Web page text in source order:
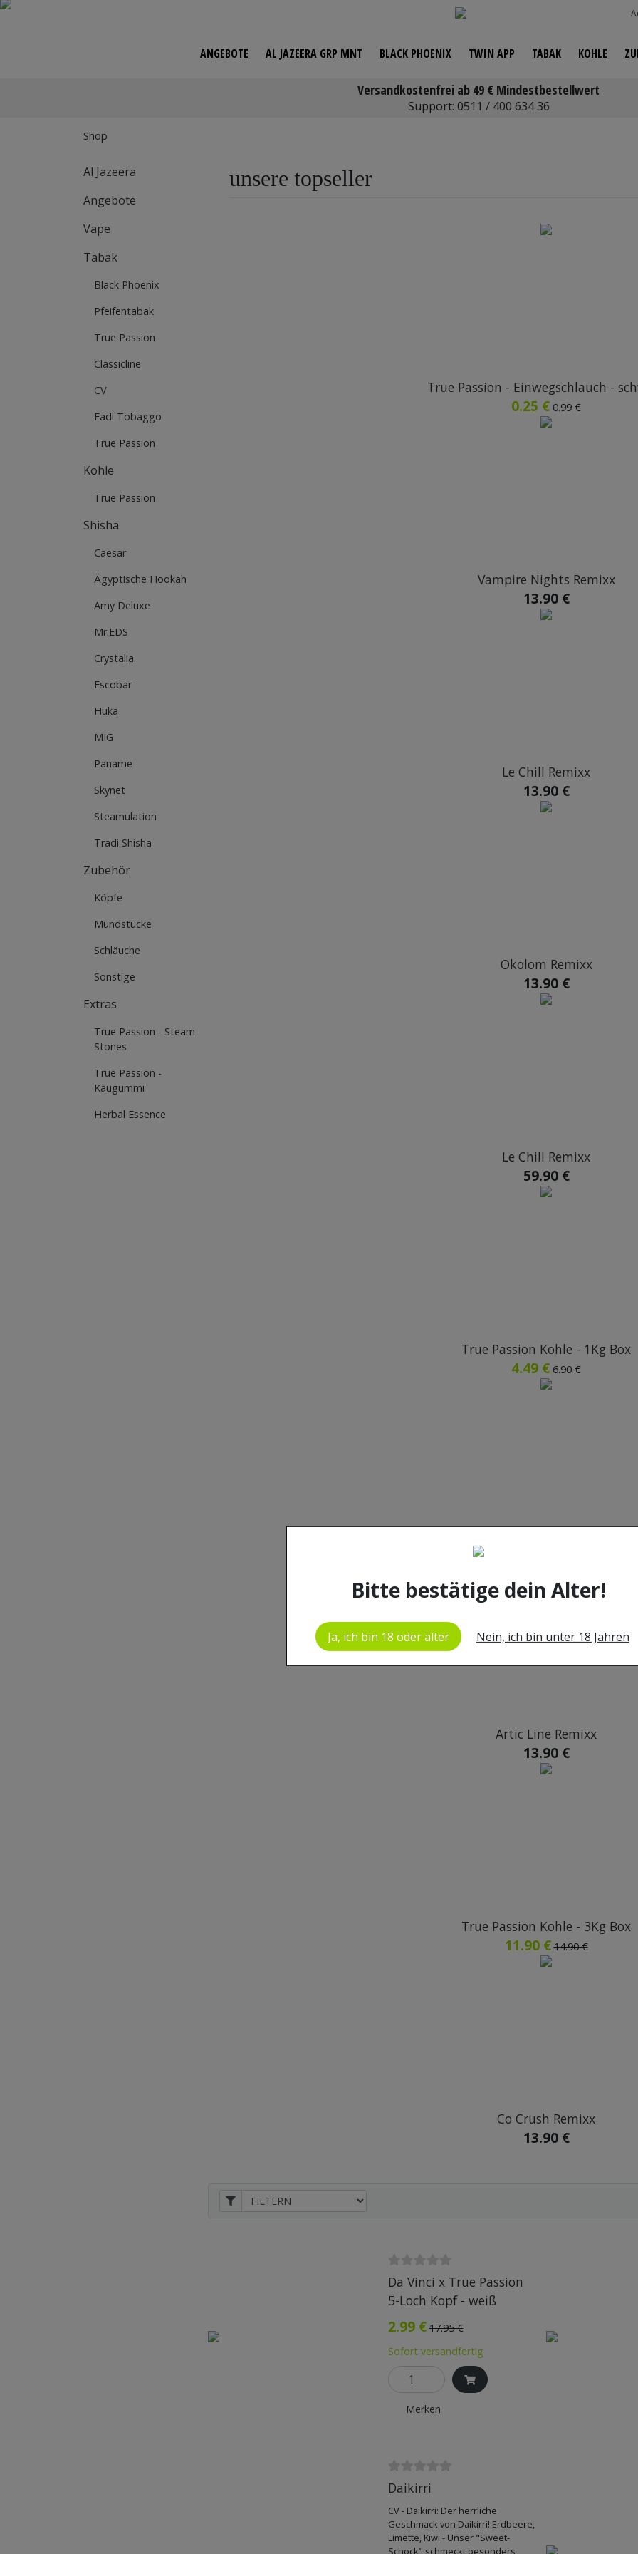
Bitte bestätige dein Alter!
Ja, ich bin 18 oder älter Nein, ich bin unter 18 Jahren
ANGEBOTE AL JAZEERA GRP MNT BLACK PHOENIX TWIN APP TABAK KOHLE
Versandkostenfrei ab 49 € Mindestbestellwert
Support: 0511 / 400 634 36
Shop
Al Jazeera
Angebote
Vape
Tabak
Black Phoenix
Pfeifentabak
True Passion
Classicline
CV
Fadi Tobaggo
True Passion
Kohle
True Passion
Shisha
Caesar
Ägyptische Hookah
Amy Deluxe
Mr.EDS
Crystalia
Escobar
Huka
MIG
Paname
Skynet
Steamulation
Tradi Shisha
Zubehör
Köpfe
Mundstücke
Schläuche
Sonstige
Extras
True Passion - Steam
Stones
True Passion -
Kaugummi
Herbal Essence
unsere topseller
True Passion - Einwegschlauch -
0.25 € 0.99 €
Vampire Nights Remixx
13.90 €
Le Chill Remixx
13.90 €
Okolom Remixx
13.90 €
Le Chill Remixx
59.90 €
True Passion Kohle - 1Kg Box
4.49 € 6.90 €
True Passion - Einwegschlauch -
Artic Line Remixx
13.90 €
True Passion Kohle - 3Kg Box
11.90 € 14.90 €
Co Crush Remixx
13.90 €
Da Vinci x True Passion
5-Loch Kopf - weiß
2.99 € 17.95 €
Sofort versandfertig
Merken
Daikirri
CV - Daikirri: Der herrliche
Geschmack von Daikirri! Erdbeere,
Limette, Kiwi - Unser "Sweet-
Schock" schmeckt besonders